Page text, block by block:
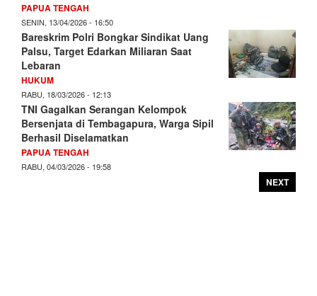
PAPUA TENGAH
SENIN, 13/04/2026 - 16:50
Bareskrim Polri Bongkar Sindikat Uang
Palsu, Target Edarkan Miliaran Saat
Lebaran
HUKUM
RABU, 18/03/2026 - 12:13
TNI Gagalkan Serangan Kelompok
Bersenjata di Tembagapura, Warga Sipil
Berhasil Diselamatkan
PAPUA TENGAH
RABU, 04/03/2026 - 19:58
NEXT